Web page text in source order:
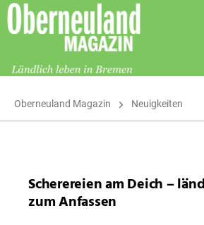
Oberneuland
Magazin
Oberneuland Magazin Neuigkeiten
Scherereien am Deich –
zum Anfassen